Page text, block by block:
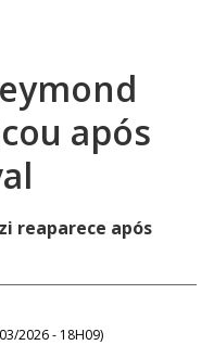
após
reaparece após
2026 - 18H09)